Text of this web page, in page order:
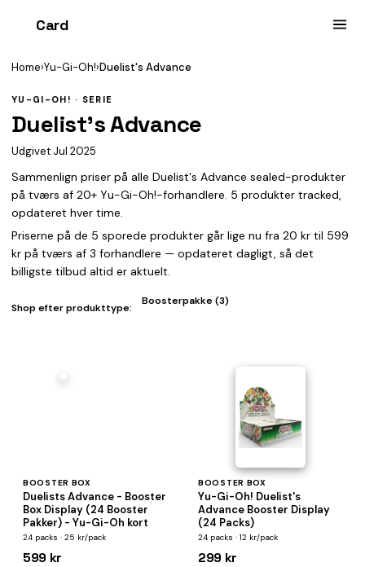
Card
Home›Yu-Gi-Oh!›Duelist's Advance
YU-GI-OH! · SERIE
Duelist's Advance
Udgivet Jul 2025
Sammenlign priser på alle Duelist's Advance sealed-produkter
på tværs af 20+ Yu-Gi-Oh!-forhandlere. 5 produkter tracked,
opdateret hver time.
Priserne på de 5 sporede produkter går lige nu fra 20 kr til 599
kr på tværs af 3 forhandlere — opdateret dagligt, så det
billigste tilbud altid er aktuelt.
Shop efter produkttype:
Boosterpakke (3)
BOOSTER BOX
Duelists Advance - Booster
Box Display (24 Booster
Pakker) - Yu-Gi-Oh kort
24 packs · 25 kr/pack
599 kr
BOOSTER BOX
Yu-Gi-Oh! Duelist's
Advance Booster Display
(24 Packs)
24 packs · 12 kr/pack
299 kr